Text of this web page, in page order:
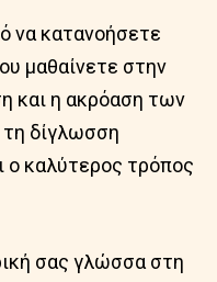
να κατανοήσετε
μαθαίνετε στην
και η ακρόαση των
δίγλωσση
ο καλύτερος τρόπος
σας γλώσσα στη